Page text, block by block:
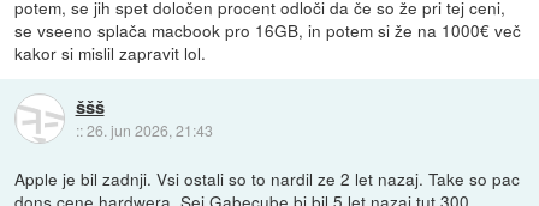
potem, se jih spet določen procent odloči da če so že pri tej ceni,
se vseeno splača macbook pro 16GB, in potem si že na 1000€ več
kakor si mislil zapravit lol.
ššš
::26. jun 2026, 21:43
Apple je bil zadnji. Vsi ostali so to nardil ze 2 let nazaj. Take so pac
dons cene hardwera. Sej Gabecube bi bil 5 let nazaj tut 300